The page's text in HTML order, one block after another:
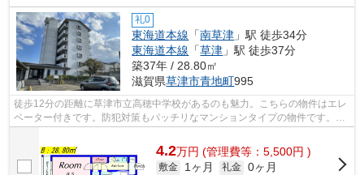
礼0
東海道本線 「南草津 」駅 徒歩34分
東海道本線 「草津 」駅 徒歩37分
築37年 / 28.80㎡
滋賀県草津市青地町995
徒歩12分の距離に草津市立高穂中学校があるのも魅力。こちらの物件はエレ
ベーター付きです。防犯対策もバッチリなマンションタイプの物件です。ハ
4.2万円 (管理費等：5,500円 )
敷金 1ヶ月 礼金 0ヶ月